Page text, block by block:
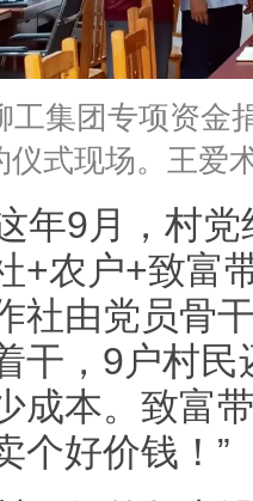
工集团专项资金
仪式现场。王爱
年9月，村党
+农户+致富
社由党员骨
干，9户村
成本。致富
个好价钱！”